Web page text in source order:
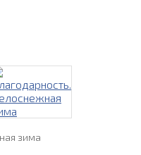
зима